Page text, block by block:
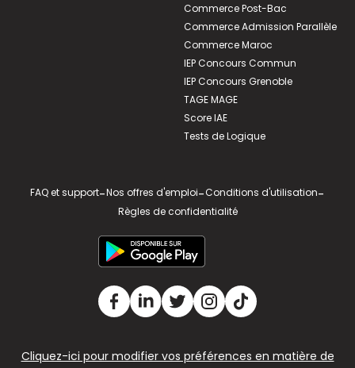
Commerce Post-Bac
Commerce Admission Parallèle
Commerce Maroc
IEP Concours Commun
IEP Concours Grenoble
TAGE MAGE
Score IAE
Tests de Logique
FAQ et support-Nos offres d'emploi-Conditions d'utilisation-
Règles de confidentialité
Cliquez-ici pour modifier vos préférences en matière de